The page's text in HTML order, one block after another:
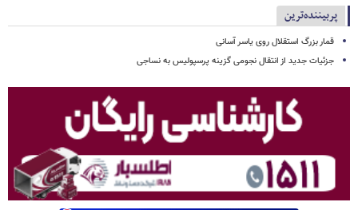
پربیننده‌ترین
قمار بزرگ استقلال روی یاسر آسانی
جزئیات جدید از انتقال نجومی گزینه پرسپولیس به نساجی